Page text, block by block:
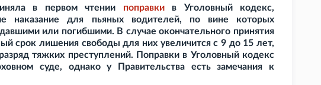
в первом чтении поправкив Уголовный кодекс,
наказание для пьяных водителей, по вине которых
или погибшими. В случае окончательного принятия
срок лишения свободы для них увеличится с 9 до 15 лет,
тяжких преступлений. Поправки в Уголовный кодекс
суде, однако у Правительства есть замечания к